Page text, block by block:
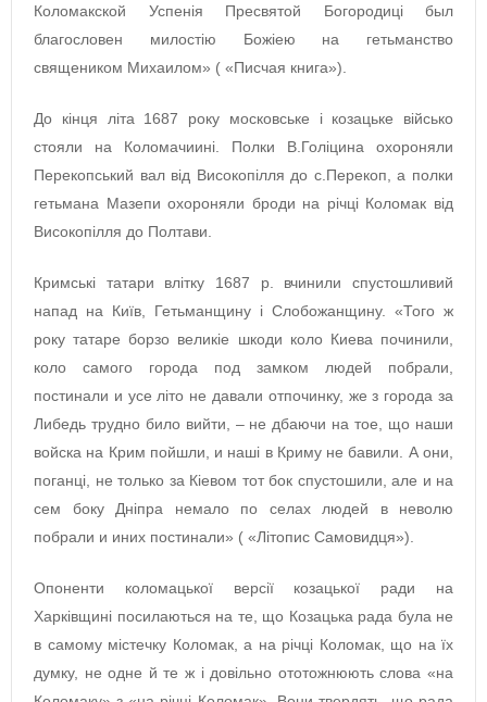
Коломакской Успенія Пресвятой Богородиці был
благословен милостію Божіею на гетьманство
священиком Михаилом» ( «Писчая книга»).
До кінця літа 1687 року московське і козацьке військо
стояли на Коломачиині. Полки В.Голіцина охороняли
Перекопський вал від Високопілля до с.Перекоп, а полки
гетьмана Мазепи охороняли броди на річці Коломак від
Високопілля до Полтави.
Кримські татари влітку 1687 р. вчинили спустошливий
напад на Київ, Гетьманщину і Слобожанщину. «Того ж
року татаре борзо великіе шкоди коло Киева починили,
коло самого города под замком людей побрали,
постинали и усе літо не давали отпочинку, же з города за
Либедь трудно било вийти, – не дбаючи на тое, що наши
войска на Крим пойшли, и наші в Криму не бавили. А они,
поганці, не только за Кіевом тот бок спустошили, але и на
сем боку Дніпра немало по селах людей в неволю
побрали и иних постинали» ( «Літопис Самовидця»).
Опоненти коломацької версії козацької ради на
Харківщині посилаються на те, що Козацька рада була не
в самому містечку Коломак, а на річці Коломак, що на їх
думку, не одне й те ж і довільно ототожнюють слова «на